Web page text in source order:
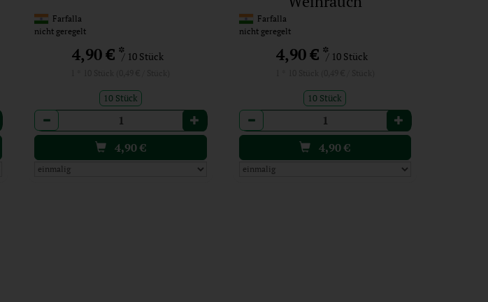
Farfalla
nicht geregelt
4,90 €*/ 10 Stück
10 Stück
Anzahl
4,90€
Farfalla
nicht geregelt
4,90 € */ 10 Stück
10 Stück
Anzahl
4,90€